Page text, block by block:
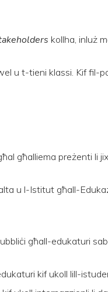
kollha, inluż
u t-tieni klassi. Kif fil-
għalliema preżenti li
u l-Istitut għall-
għall-edukaturi
kif ukoll lill-